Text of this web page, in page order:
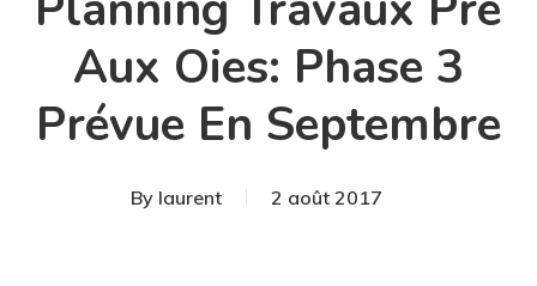
Aux Oies: Phase 3
Prévue En Septembre
By laurent 2 août 2017